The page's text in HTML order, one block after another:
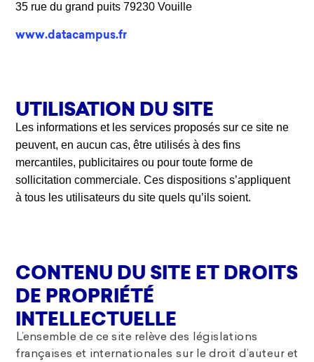
35 rue du grand puits 79230 Vouille
www.datacampus.fr
UTILISATION DU SITE
Les informations et les services proposés sur ce site ne
peuvent, en aucun cas, être utilisés à des fins
mercantiles, publicitaires ou pour toute forme de
sollicitation commerciale. Ces dispositions s’appliquent
à tous les utilisateurs du site quels qu’ils soient.
CONTENU DU SITE ET DROITS
DE PROPRIÉTÉ
INTELLECTUELLE
L’ensemble de ce site relève des législations
françaises et internationales sur le droit d’auteur et